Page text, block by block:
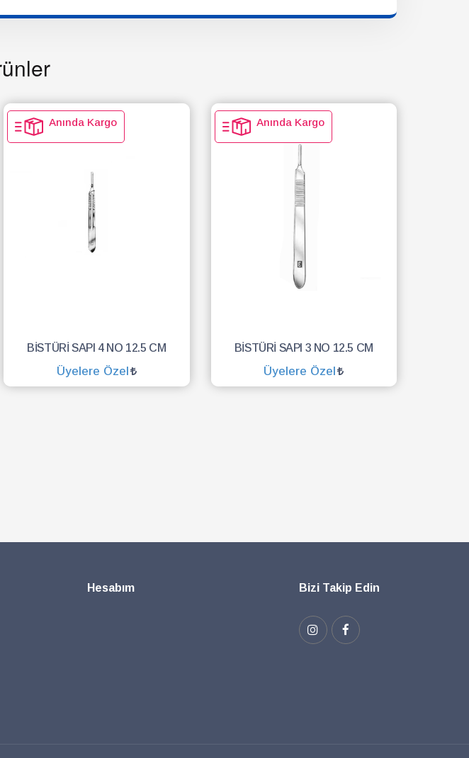
Anında Kargo
BİSTÜRİ SAPI 4 NO 12.5 CM
Üyelere Özel
Anında Kargo
BİSTÜRİ SAPI 3 NO 12.5 CM
Üyelere Özel
Hesabım Bizi Takip Edin